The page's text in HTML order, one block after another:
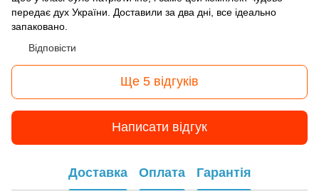
передає дух України. Доставили за два дні, все ідеально
запаковано.
Відповісти
Ще 5 відгуків
Написати відгук
Доставка Оплата Гарантія